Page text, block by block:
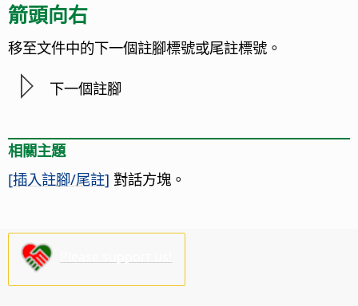
箭頭向右
移至文件中的下一個註腳標號或尾註標號。
下一個註腳
相關主題
[插入註腳/尾註] 對話方塊。